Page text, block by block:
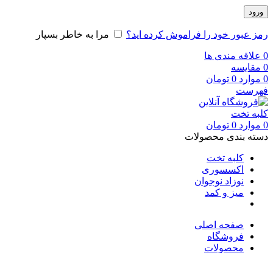
ورود
رمز عبور خود را فراموش کرده اید؟ مرا به خاطر بسپار
0 علاقه مندی ها
0 مقایسه
0 موارد 0 تومان
فهرست
0 موارد 0 تومان
دسته بندی محصولات
کلبه تخت
اکسسوری
نوزاد نوجوان
میز و کمد
صفحه اصلی
فروشگاه
محصولات